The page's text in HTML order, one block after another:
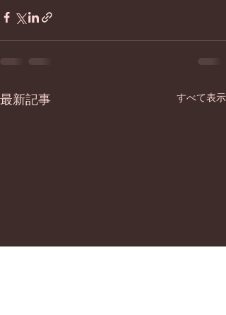
最新記事 すべて表示